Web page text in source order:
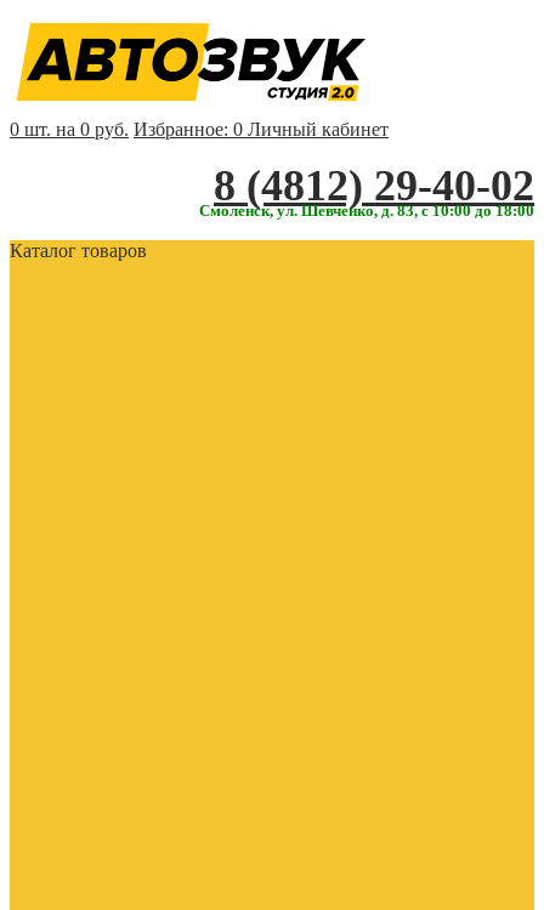
0 шт. на 0 руб. Избранное: 0 Личный кабинет
‎‎8 (4812) 29-40-02
Смоленск, ул. Шевченко, д. 83, с 10:00 до 18:00
Каталог товаров